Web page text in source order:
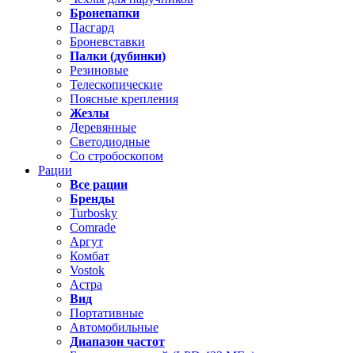
Бронепапки
Пасгард
Броневставки
Палки (дубинки)
Резиновые
Телескопические
Поясные крепления
Жезлы
Деревянные
Светодиодные
Со стробоскопом
Рации
Все рации
Бренды
Turbosky
Comrade
Аргут
Комбат
Vostok
Астра
Вид
Портативные
Автомобильные
Диапазон частот